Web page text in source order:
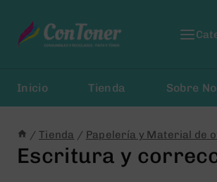
Contenido
Inicio Tienda Sobre
/ Tienda / Papelería y Material de
Escritura y